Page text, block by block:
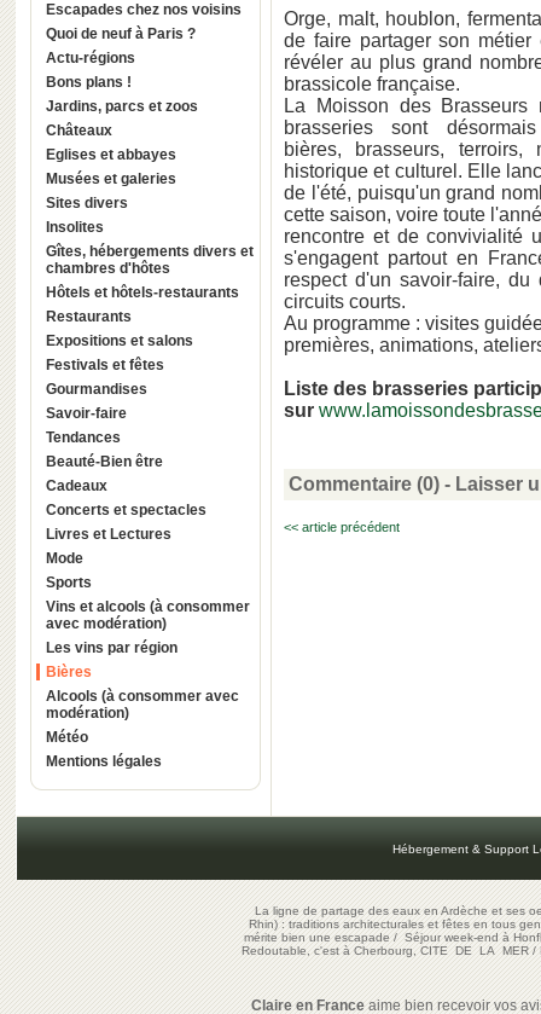
Escapades chez nos voisins
Quoi de neuf à Paris ?
Actu-régions
Bons plans !
Jardins, parcs et zoos
Châteaux
Eglises et abbayes
Musées et galeries
Sites divers
Insolites
Gîtes, hébergements divers et
chambres d'hôtes
Hôtels et hôtels-restaurants
Restaurants
Expositions et salons
Festivals et fêtes
Gourmandises
Savoir-faire
Tendances
Beauté-Bien être
Cadeaux
Concerts et spectacles
Livres et Lectures
Mode
Sports
Vins et alcools (à consommer
avec modération)
Les vins par région
Bières
Alcools (à consommer avec
modération)
Météo
Mentions légales
Orge, malt, houblon,
de faire partager son
révéler au plus grand
brassicole française.
La Moisson des
brasseries sont
bières, brasseurs,
historique et culturel. Elle
de l'été, puisqu'un grand
cette saison, voire toute
rencontre et de convivialité
s'engagent partout en
respect d'un savoir-faire,
circuits courts.
Au programme : visites
premières, animations,
Liste des brasseries
sur
Commentaire (0) - Laisser
<< article précédent
Hébergement & Support
La ligne de partage des eaux en Ardèche et ses
Rhin) : traditions architecturales et fêtes en tous
mérite bien une escapade/Séjour week-end à
Redoutable, c'est à Cherbourg, CITE DE LA MER/
Claire en Franceaime bien recevoir vos